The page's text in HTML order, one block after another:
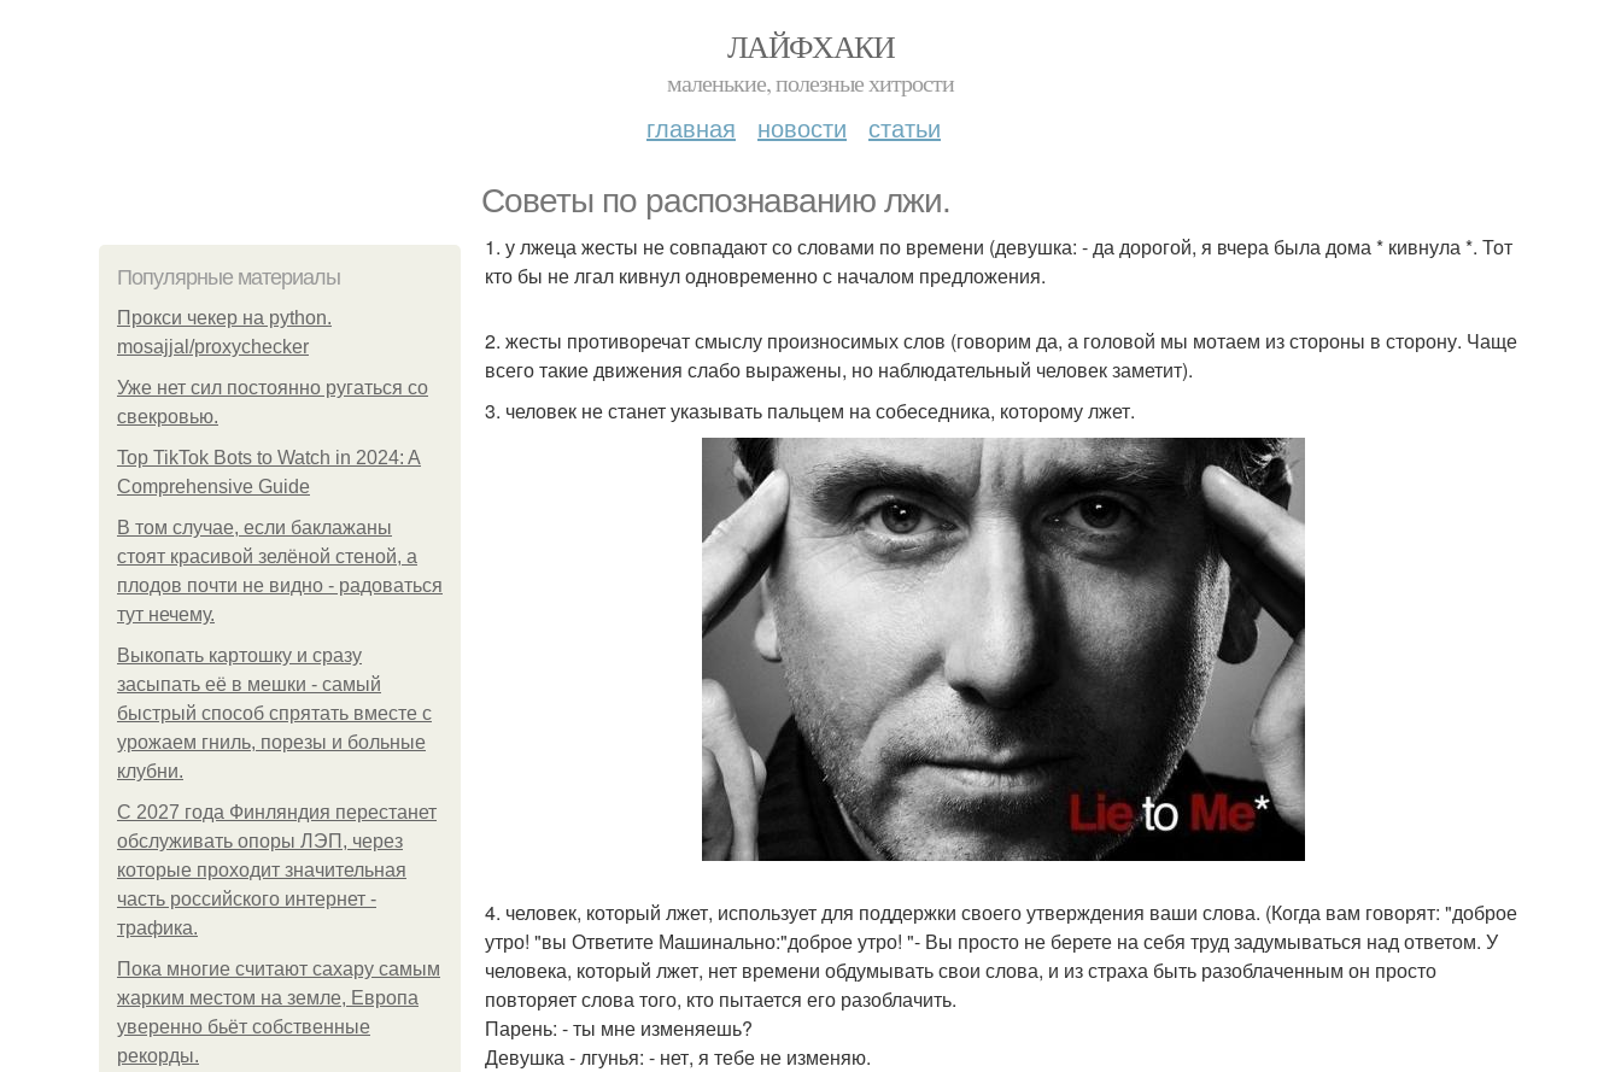
ЛАЙФХАКИ
маленькие, полезные хитрости
главная новости статьи
Советы по распознаванию лжи.
Популярные материалы
Прокси чекер на python.
mosajjal/proxychecker
Уже нет сил постоянно ругаться со
свекровью.
Top TikTok Bots to Watch in 2024: A
Comprehensive Guide
В том случае, если баклажаны
стоят красивой зелёной стеной, а
плодов почти не видно - радоваться
тут нечему.
Выкопать картошку и сразу
засыпать её в мешки - самый
быстрый способ спрятать вместе с
урожаем гниль, порезы и больные
клубни.
С 2027 года Финляндия перестанет
обслуживать опоры ЛЭП, через
которые проходит значительная
часть российского интернет -
трафика.
Пока многие считают сахару самым
жарким местом на земле, Европа
уверенно бьёт собственные
рекорды.
1. у лжеца жесты не совпадают со словами по времени (девушка: - да дорогой, я вчера была дома * кивнула *. Тот
кто бы не лгал кивнул одновременно с началом предложения.
2. жесты противоречат смыслу произносимых слов (говорим да, а головой мы мотаем из стороны в сторону. Чаще
всего такие движения слабо выражены, но наблюдательный человек заметит).
3. человек не станет указывать пальцем на собеседника, которому лжет.
4. человек, который лжет, использует для поддержки своего утверждения ваши слова. (Когда вам говорят: "доброе
утро! "вы Ответите Машинально:"доброе утро! "- Вы просто не берете на себя труд задумываться над ответом. У
человека, который лжет, нет времени обдумывать свои слова, и из страха быть разоблаченным он просто
повторяет слова того, кто пытается его разоблачить.
Парень: - ты мне изменяешь?
Девушка - лгунья: - нет, я тебе не изменяю.